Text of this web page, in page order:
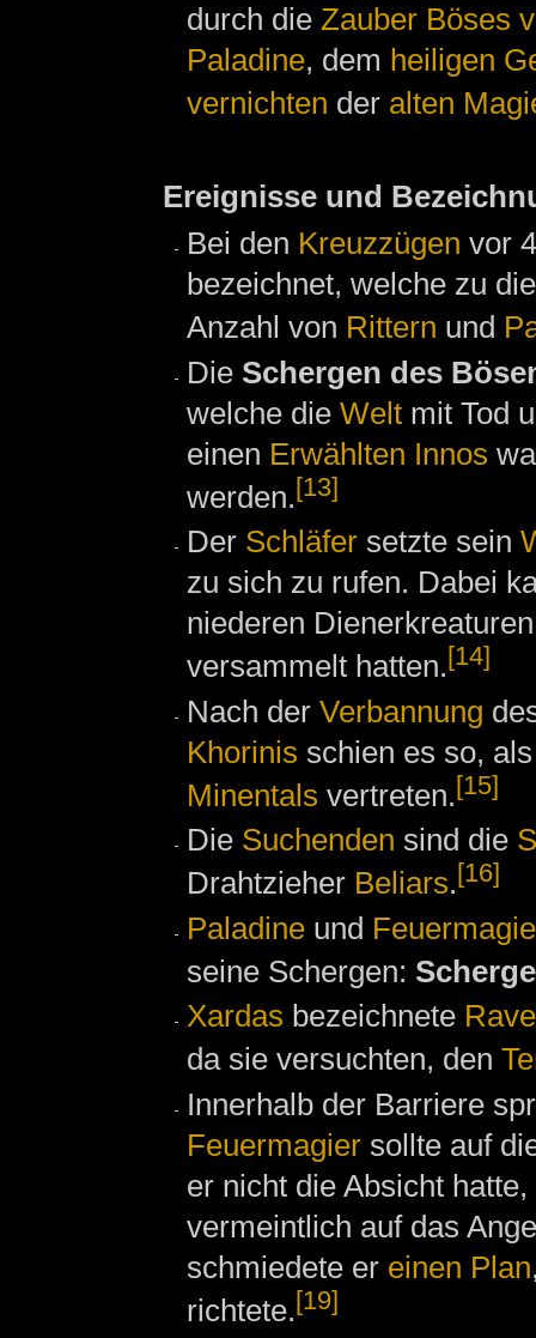
durch die Zauber Böses
Paladine, dem heiligen
vernichten der alten
Ereignisse und
Bei den Kreuzzügen vor
bezeichnet, welche zu
Anzahl von Rittern und
Die Schergen des
welche die Welt mit Tod
einen Erwählten Innos
werden.[13]
Der Schläfer setzte sein
zu sich zu rufen. Dabei
niederen
versammelt hatten.[14]
Nach der Verbannung
Khorinis schien es so,
Minentals vertreten.[15]
Die Suchenden sind die
Drahtzieher Beliars.[16]
Paladine und
seine Schergen:
Xardas bezeichnete
da sie versuchten, den
Innerhalb der Barriere
Feuermagier sollte auf
er nicht die Absicht
vermeintlich auf das
schmiedete er einen Plan
richtete.[19]